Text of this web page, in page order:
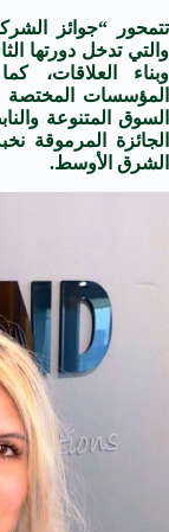
والتي تدخل دورتها
وبناء العلاقات،
المؤسسات المختصة
السوق المتنوعة
الجائزة المرموقة
الشرق الأوسط.